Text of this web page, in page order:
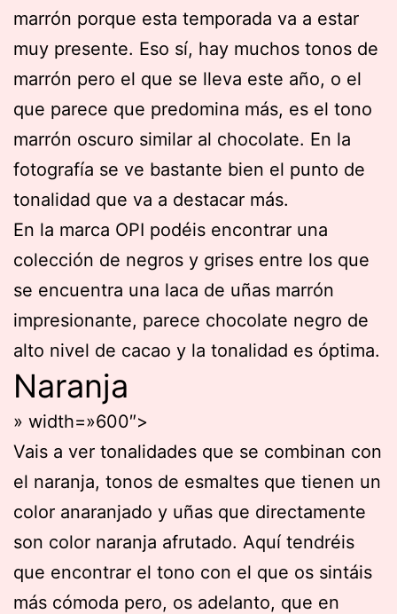
marrón porque esta temporada va a estar
muy presente. Eso sí, hay muchos tonos de
marrón pero el que se lleva este año, o el
que parece que predomina más, es el tono
marrón oscuro similar al chocolate. En la
fotografía se ve bastante bien el punto de
tonalidad que va a destacar más.
En la marca OPI podéis encontrar una
colección de negros y grises entre los que
se encuentra una laca de uñas marrón
impresionante, parece chocolate negro de
alto nivel de cacao y la tonalidad es óptima.
Naranja
» width=»600″>
Vais a ver tonalidades que se combinan con
el naranja, tonos de esmaltes que tienen un
color anaranjado y uñas que directamente
son color naranja afrutado. Aquí tendréis
que encontrar el tono con el que os sintáis
más cómoda pero, os adelanto, que en